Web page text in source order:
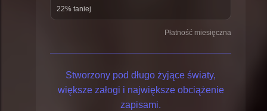
22% taniej
Płatność miesięczna
Stworzony pod długo żyjące światy,
większe załogi i największe obciążenie
zapisami.